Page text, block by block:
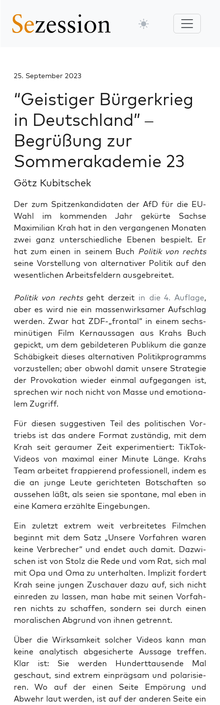
25. September 2023
“Geistiger Bürgerkrieg
in Deutschland” –
Begrüßung zur
Sommerakademie 23
Götz Kubitschek
Der zum Spitzenkandidaten der AfD für die EU-
Wahl im kommenden Jahr gekürte Sachse
Maximilian Krah hat in den vergangenen Monaten
zwei ganz unterschiedliche Ebenen bespielt. Er
hat zum einen in seinem Buch Politik von rechts
seine Vorstellung von alternativer Politik auf den
wesentlichen Arbeitsfeldern ausgebreitet.
Poli­tik von rechtsgeht der­zeit in die 4. Auf­la­ge,
aber es wird nie ein mas­sen­wirk­sa­mer Auf­schlag
wer­den. Zwar hat ZDF-„frontal“ in einem sechs­
mi­nü­ti­gen Film Kern­aus­sa­gen aus Krahs Buch
gepickt, um dem gebil­de­te­ren Publi­kum die gan­ze
Schä­big­keit die­ses alter­na­ti­ven Poli­tik­pro­gramms
vor­zu­stel­len; aber obwohl damit unse­re Stra­te­gie
der Pro­vo­ka­ti­on wie­der ein­mal auf­ge­gan­gen ist,
spre­chen wir noch nicht von Mas­se und emo­tio­na­
lem Zugriff.
Für die­sen sug­ges­ti­ven Teil des poli­ti­schen Vor­
triebs ist das ande­re For­mat zustän­dig, mit dem
Krah seit gerau­mer Zeit expe­ri­men­tiert: Tik­Tok-
Vide­os von maxi­mal einer Minu­te Län­ge. Krahs
Team arbei­tet frap­pie­rend pro­fes­sio­nell, indem es
die an jun­ge Leu­te gerich­te­ten Bot­schaf­ten so
aus­se­hen läßt, als sei­en sie spon­ta­ne, mal eben in
eine Kame­ra erzähl­te Eingebungen.
Ein zuletzt extrem weit ver­brei­te­tes Film­chen
beginnt mit dem Satz „Unse­re Vor­fah­ren waren
kei­ne Ver­bre­cher“ und endet auch damit. Dazwi­
schen ist von Stolz die Rede und vom Rat, sich mal
mit Opa und Oma zu unter­hal­ten. Impli­zit for­dert
Krah sei­ne jun­gen Zuschau­er dazu auf, sich nicht
ein­re­den zu las­sen, man habe mit sei­nen Vor­fah­
ren nichts zu schaf­fen, son­dern sei durch einen
mora­li­schen Abgrund von ihnen getrennt.
Über die Wirk­sam­keit sol­cher Vide­os kann man
kei­ne ana­ly­tisch abge­si­cher­te Aus­sa­ge tref­fen.
Klar ist: Sie wer­den Hun­dert­tau­sen­de Mal
geschaut, sind extrem ein­präg­sam und pola­ri­sie­
ren. Wo auf der einen Sei­te Empö­rung und
Abwehr laut wer­den, ist auf der ande­ren Sei­te ein